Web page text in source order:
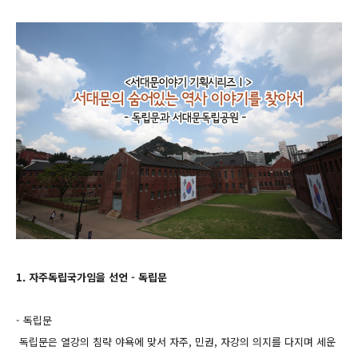
1. 자주독립국가임을 선언 - 독립문
- 독립문
독립문은 열강의 침략 야욕에 맞서 자주, 민권, 자강의 의지를 다지며 세운